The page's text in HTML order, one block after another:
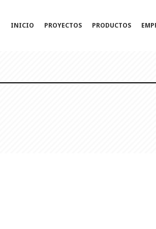
INICIO PROYECTOS PRODUCTOS